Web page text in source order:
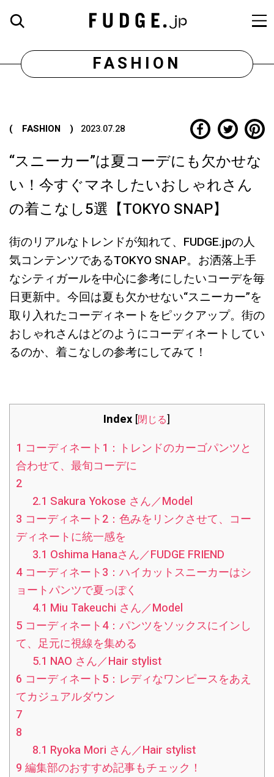
FASHION
( FASHION ) 2023.07.28
“スニーカー”は夏コーデにも欠かせな
い！今すぐマネしたいおしゃれさん
の着こなし5選【TOKYO SNAP】
街のリアルなトレンドが知れて、FUDGE.jpの人
気コンテンツであるTOKYO SNAP。お洒落上手
なシティガールを中心に参考にしたいコーデを毎
日更新中。今回は夏も欠かせない“スニーカー”を
取り入れたコーディネートをピックアップ。街の
おしゃれさんはどのようにコーディネートしてい
るのか、着こなしの参考にしてみて！
Index [閉じる]
1 コーディネート1：トレンドのカーゴパンツと
合わせて、最旬コーデに
2
2.1 Sakura Yokose さん／Model
3 コーディネート2：色みをリンクさせて、コー
ディネートに統一感を
3.1 Oshima Hanaさん／FUDGE FRIEND
4コーディネート3：ハイカットスニーカーはシ
ョートパンツで夏っぽく
4.1 Miu Takeuchi さん／Model
5コーディネート4：パンツをソックスにインし
て、足元に視線を集める
5.1 NAO さん／Hair stylist
6 コーディネート5：レディなワンピースをあえ
てカジュアルダウン
7
8
8.1 Ryoka Mori さん／Hair stylist
9 編集部のおすすめ記事もチェック！